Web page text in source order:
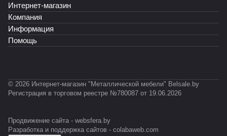
o
c
k
X
L
o
c
k
L
T
-
0
5
1
С
М
A
E
S
D
Интернет-магазин
Компания
Информация
Помощь
© 2026 Интернет-магазин "Металлической мебели" Belsale.by
Регистрация в торговом реестре №780087 от 19.06.2026
Продвижение сайта - websfera.by
Разработка и поддержка сайтов - colabaweb.com